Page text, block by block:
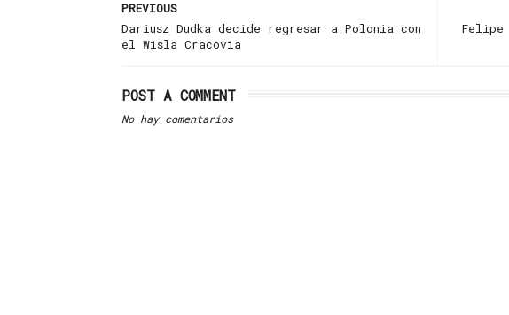
Felipe
PREVIOUS
Dariusz Dudka decide regresar a Polonia con
el Wisla Cracovia
POST A COMMENT
No hay comentarios